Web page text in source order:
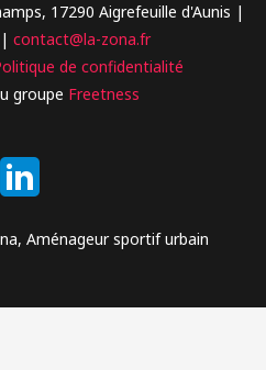
17290 Aigrefeuille d'Aunis |
contact@la-zona.fr
de confidentialité
groupe Freetness
Aménageur sportif urbain